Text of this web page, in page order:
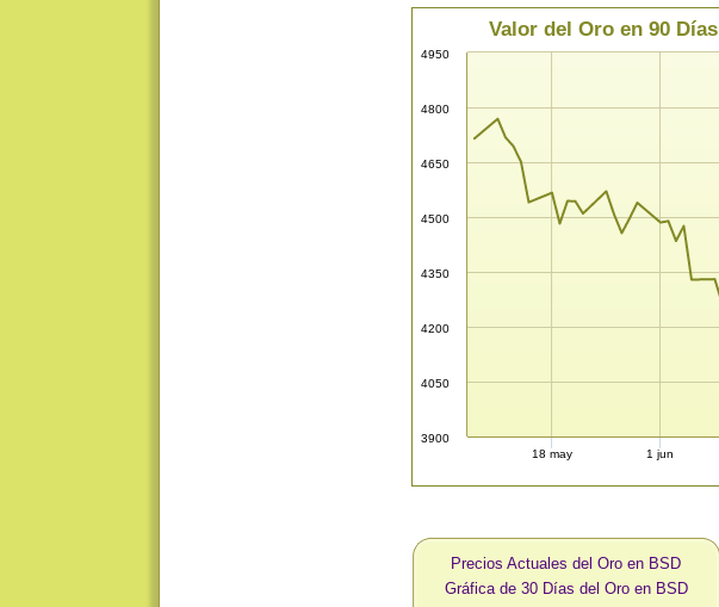
Valor del Oro en 90
3900
4050
4200
4350
4500
4650
4800
4950
18 may 1 jun
Precios Actuales del Oro en BSD
Gráfica de 30 Días del Oro en BSD